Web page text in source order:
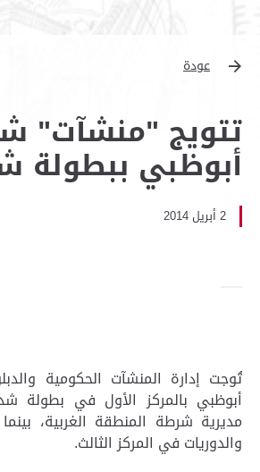
عودة
تتويج "منشآت"
أبوظبي ببطولة
2 أبريل 2014
تُوجت إدارة المنشآت الحكومية
أبوظبي بالمركز الأول في بطولة شد
مديرية شرطة المنطقة الغربية،
والدوريات في المركز الثالث.